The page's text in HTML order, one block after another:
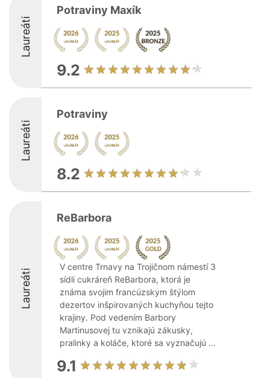
Laureáti
Potraviny Maxík
9.2
Laureáti
Potraviny
8.2
Laureáti
ReBarbora
V centre Trnavy na Trojičnom námestí 3
sídli cukráreň ReBarbora, ktorá je
známa svojim francúzskym štýlom
dezertov inšpirovaných kuchyňou tejto
krajiny. Pod vedením Barbory
Martinusovej tu vznikajú zákusky,
pralinky a koláče, ktoré sa vyznačujú ...
9.1